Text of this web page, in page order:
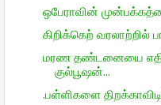
ஒபேராவின்
கிறிக்கெற்
மரண தண்டனையை
குல்பூஷன்...
.பள்ளிகளை